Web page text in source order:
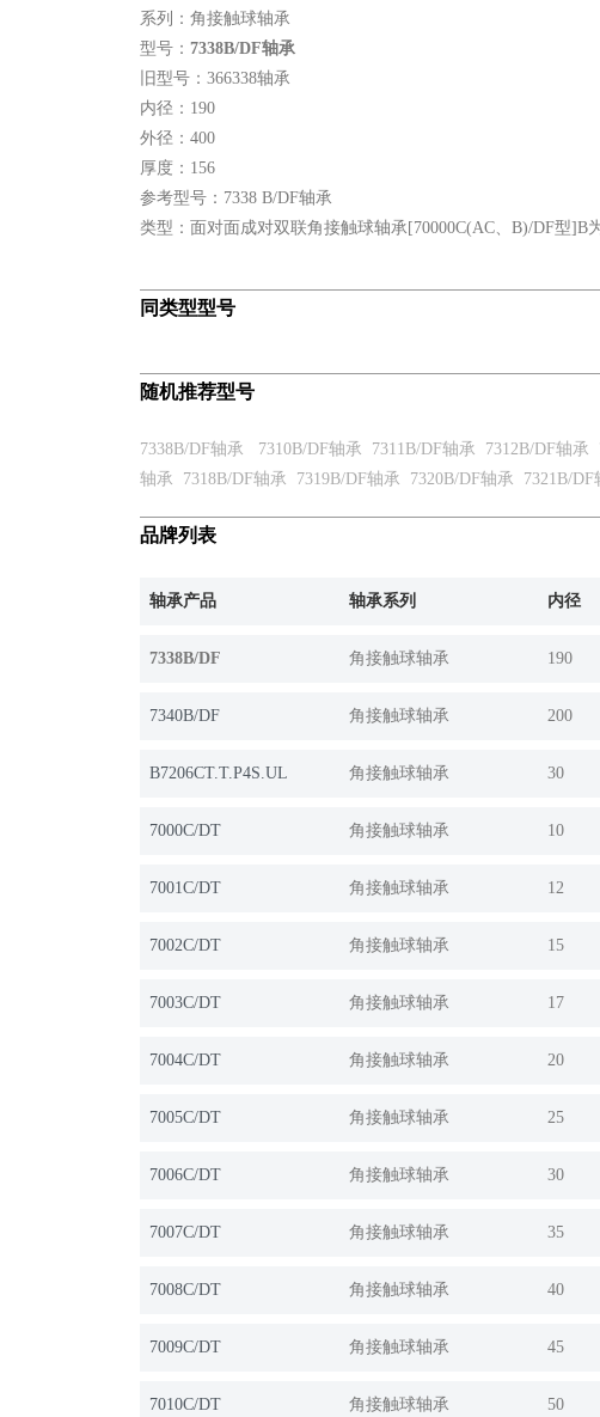
系列：角接触球轴承
型号： 7338B/DF轴承
旧型号：366338轴承
内径：190
外径：400
厚度：156
参考型号：7338 B/DF轴承
类型：面对面成对双联角接触球轴承[70000C(AC、B)/DF型]B
同类型型号
随机推荐型号
7338B/DF轴承 7310B/DF轴承 7311B/DF轴承 7312B/DF轴承
轴承
7318B/DF轴承 7319B/DF轴承 7320B/DF轴承 7321B/DF
品牌列表
轴承产品 轴承系列 内径
7338B/DF 角接触球轴承 190
7340B/DF 角接触球轴承 200
B7206CT.T.P4S.UL 角接触球轴承 30
7000C/DT 角接触球轴承 10
7001C/DT 角接触球轴承 12
7002C/DT 角接触球轴承 15
7003C/DT 角接触球轴承 17
7004C/DT 角接触球轴承 20
7005C/DT 角接触球轴承 25
7006C/DT 角接触球轴承 30
7007C/DT 角接触球轴承 35
7008C/DT 角接触球轴承 40
7009C/DT 角接触球轴承 45
7010C/DT 角接触球轴承 50